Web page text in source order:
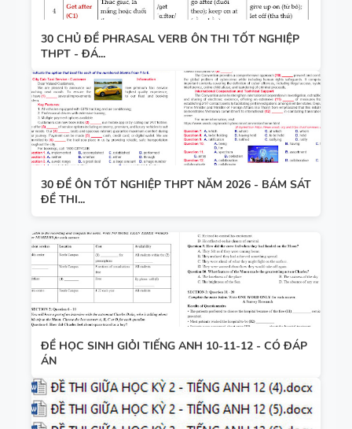
30 CHỦ ĐỀ PHRASAL VERB ÔN THI TỐT NGHIỆP
THPT - ĐÁ...
30 ĐỀ ÔN TỐT NGHIỆP THPT NĂM 2026 - BÁM SÁT
ĐỀ THI...
ĐỀ HỌC SINH GIỎI TIẾNG ANH 10-11-12 - CÓ ĐÁP
ÁN